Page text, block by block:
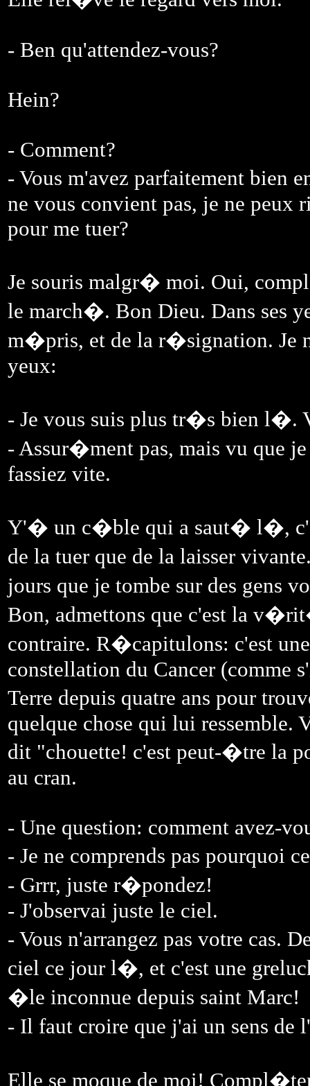
- Ben qu'attendez-vous?
Hein?
- Comment?
- Vous m'avez parfaitement
ne vous convient pas, je ne peux
pour me tuer?
Je souris malgr� moi. Oui,
le march�. Bon Dieu. Dans ses
m�pris, et de la r�signation. Je
yeux:
- Je vous suis plus tr�s bien l�.
- Assur�ment pas, mais vu que
fassiez vite.
Y'� un c�ble qui a saut� l�,
de la tuer que de la laisser
jours que je tombe sur des gens
Bon, admettons que c'est la
contraire. R�capitulons: c'est
constellation du Cancer (comme
Terre depuis quatre ans pour
quelque chose qui lui ressemble.
dit "chouette! c'est peut-�tre la
au cran.
- Une question: comment avez-
- Je ne comprends pas pourquoi
- Grrr, juste r�pondez!
- J'observai juste le ciel.
- Vous n'arrangez pas votre cas.
ciel ce jour l�, et c'est une
�le inconnue depuis saint Marc!
- Il faut croire que j'ai un sens
Elle se moque de moi!